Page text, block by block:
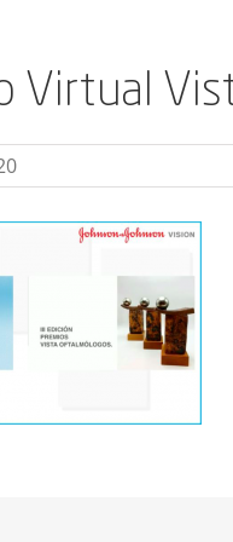
Virtual